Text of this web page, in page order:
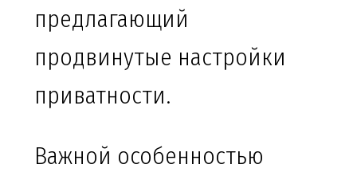
предлагающий
продвинутые настройки
приватности.
Важной особенностью